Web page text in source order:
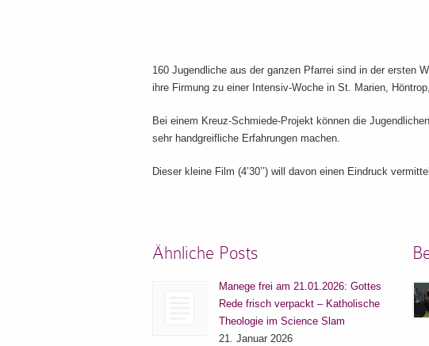
160 Jugendliche aus der ganzen Pfarrei sind in der ersten
ihre Firmung zu einer Intensiv-Woche in St. Marien,
Bei einem Kreuz-Schmiede-Projekt können die
sehr handgreifliche Erfahrungen machen.
Dieser kleine Film (4’30’’) will davon einen Eindruck
Ähnliche Posts
Manege frei am 21.01.2026: Gottes
Rede frisch verpackt – Katholische
Theologie im Science Slam
21. Januar 2026